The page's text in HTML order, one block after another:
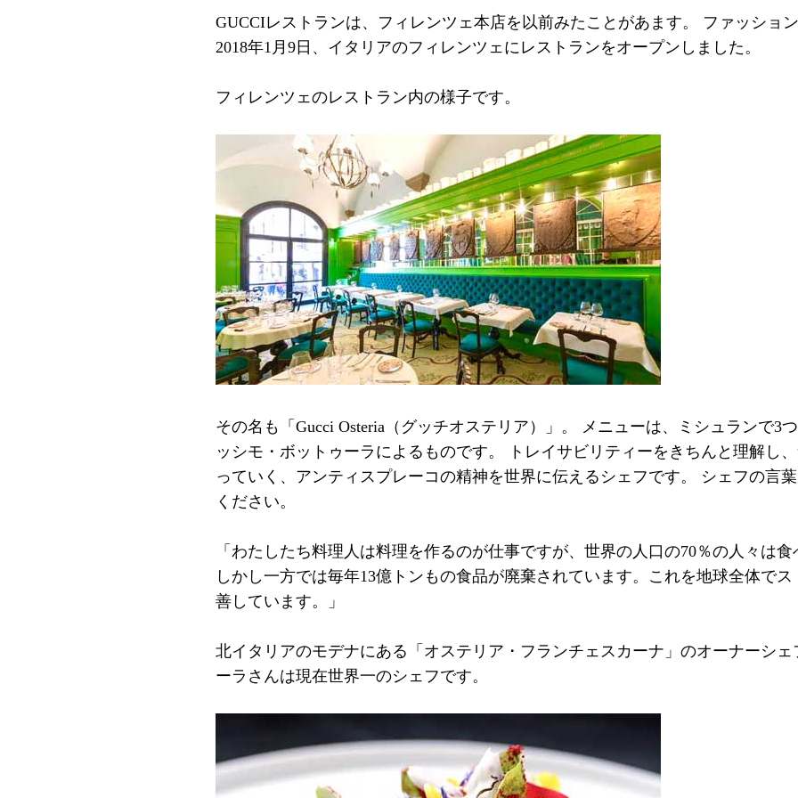
GUCCIレストランは、フィレンツェ本店を以前みたことがあます。 ファッション
2018年1月9日、イタリアのフィレンツェにレストランをオープンしました。
フィレンツェのレストラン内の様子です。
その名も「Gucci Osteria（グッチオステリア）」。 メニューは、ミシュランで3
ッシモ・ボットゥーラによるものです。 トレイサビリティーをきちんと理解し
っていく、アンティスプレーコの精神を世界に伝えるシェフです。 シェフの言
ください。
「わたしたち料理人は料理を作るのが仕事ですが、世界の人口の70％の人々は食
しかし一方では毎年13億トンもの食品が廃棄されています。これを地球全体で
善しています。」
北イタリアのモデナにある「オステリア・フランチェスカーナ」のオーナーシェ
ーラさんは現在世界一のシェフです。